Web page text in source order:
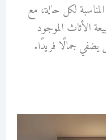
لكل حالة، مع
الأثاث الموجود
يضفي جمالًا فريدًا.